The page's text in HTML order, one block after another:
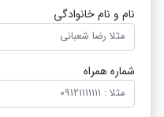
نام و نام خانوادگی
شماره همراه